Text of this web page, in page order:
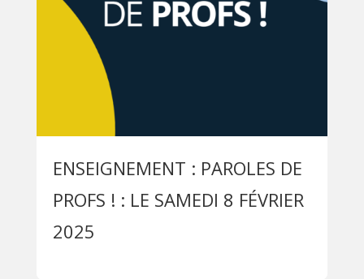
ENSEIGNEMENT : PAROLES DE
PROFS ! : LE SAMEDI 8 FÉVRIER
2025